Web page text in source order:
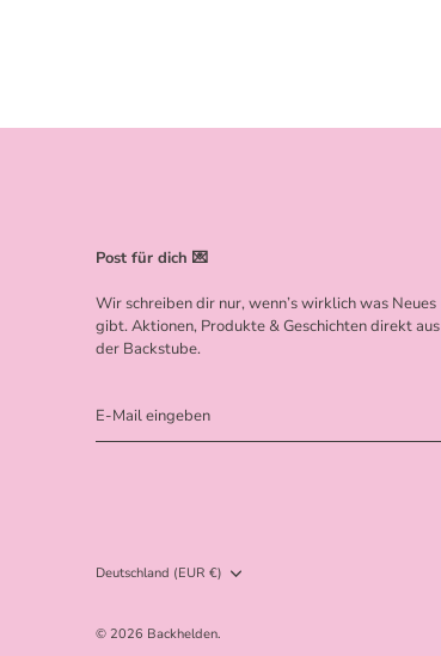
Post für dich 💌
Wir schreiben dir nur, wenn’s wirklich was Neues
gibt. Aktionen, Produkte & Geschichten direkt aus
der Backstube.
Währung
Deutschland (EUR €)
© 2026 Backhelden.